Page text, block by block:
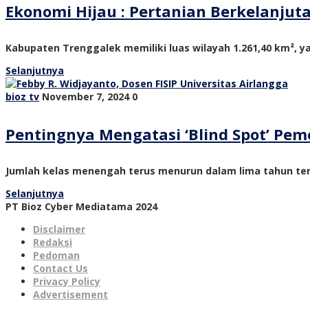
Ekonomi Hijau : Pertanian
Kabupaten Trenggalek memiliki luas wilayah 1.261,40
Selanjutnya
bioz tv November 7, 2024 0
Pentingnya Mengatasi ‘Blind Spot’
Jumlah kelas menengah terus menurun dalam lima tahun
Selanjutnya
PT Bioz Cyber Mediatama 2024
Disclaimer
Redaksi
Pedoman
Contact Us
Privacy Policy
Advertisement